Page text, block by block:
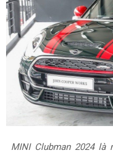
MINI Clubman 2024 là